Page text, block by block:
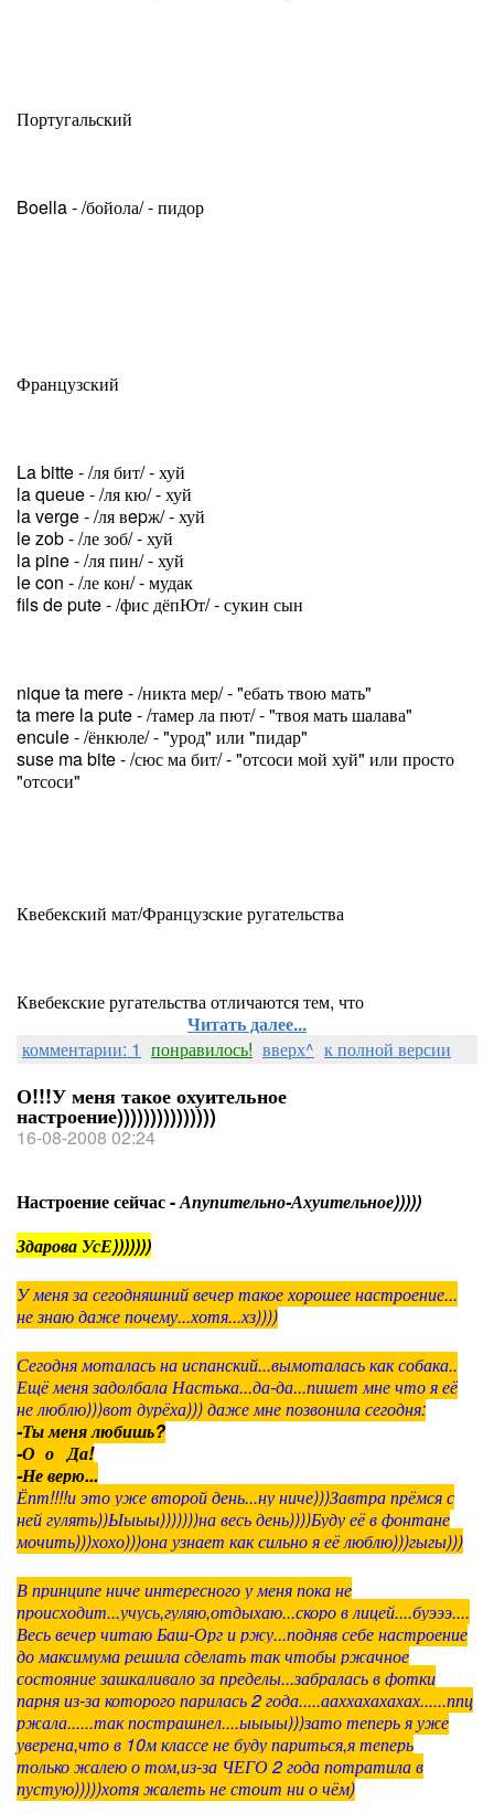
Португальский
Boella - /бойола/ - пидор
Французский
La bitte - /ля бит/ - хуй
la queue - /ля кю/ - хуй
la verge - /ля вepж/ - хуй
le zob - /ле зоб/ - хуй
la pine - /ля пин/ - хуй
le con - /ле кон/ - мудак
fils de pute - /фис дёпЮт/ - сукин сын
nique ta mere - /никта мер/ - "ебать твою мать"
ta mere la pute - /тамер ла пют/ - "твоя мать шалава"
encule - /ёнкюле/ - "урод" или "пидар"
suse ma bite - /сюс ма бит/ - "отсоси мой хуй" или просто
"отсоси"
Квебекский мат/Французские ругательства
Квебекские ругательства отличаются тем, что
Читать далее...
комментарии: 1 понравилось! вверх^ к полной версии
О!!!У меня такое охуительное
настроение)))))))))))))))
16-08-2008 02:24
Настроение сейчас -Апупительно-Ахуительное)))))
Здарова УсЕ)))))))
У меня за сегодняшний вечер такое хорошее настроение...
не знаю даже почему...хотя...хз))))
Сегодня моталась на испанский...вымоталась как собака..
Ещё меня задолбала Настька...да-да...пишет мне что я её
не люблю)))вот дурёха))) даже мне позвонила сегодня:
-Ты меня любишь?
-О_о Да!
-Не верю...
Ёпт!!!!и это уже второй день...ну ниче)))Завтра прёмся с
ней гулять))Ыыыы)))))))на весь день))))Буду её в фонтане
мочить)))хохо)))она узнает как сильно я её люблю)))гыгы)))
В принципе ниче интересного у меня пока не
происходит...учусь,гуляю,отдыхаю...скоро в лицей....буэээ....
Весь вечер читаю Баш-Орг и ржу...подняв себе настроение
до максимума решила сделать так чтобы ржачное
состояние зашкаливало за пределы...забралась в фотки
парня из-за которого парилась 2 года.....ааххахахахах......ппц
ржала......так пострашнел....ыыыы)))зато теперь я уже
уверена,что в 10м классе не буду париться,я теперь
только жалею о том,из-за ЧЕГО 2 года потратила в
пустую)))))хотя жалеть не стоит ни о чём)